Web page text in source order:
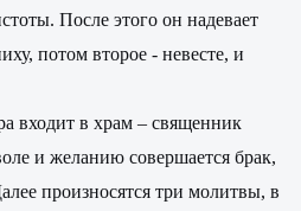
После этого он надевает
потом второе - невесте, и
входит в храм – священник
и желанию совершается брак,
произносятся три молитвы, в